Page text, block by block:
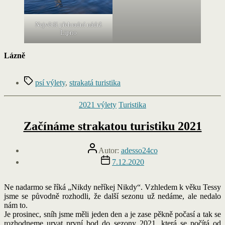
Největší přehradní nádrž
Lipno
Lázně
Štítkypsí výlety, strakatá turistika
Rubriky
2021 výlety Turistika
Začínáme strakatou turistiku 2021
Autor
příspěvku
Autor: adesso24co
Datum
příspěvku
7.12.2020
Ne nadarmo se říká „Nikdy neříkej Nikdy“. Vzhledem k věku Tessy
jsme se původně rozhodli, že další sezonu už nedáme, ale nedalo
nám to.
Je prosinec, sníh jsme měli jeden den a je zase pěkně počasí a tak se